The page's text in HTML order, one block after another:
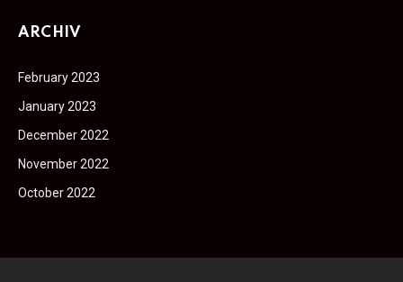
ARCHIV
February 2023
January 2023
December 2022
November 2022
October 2022